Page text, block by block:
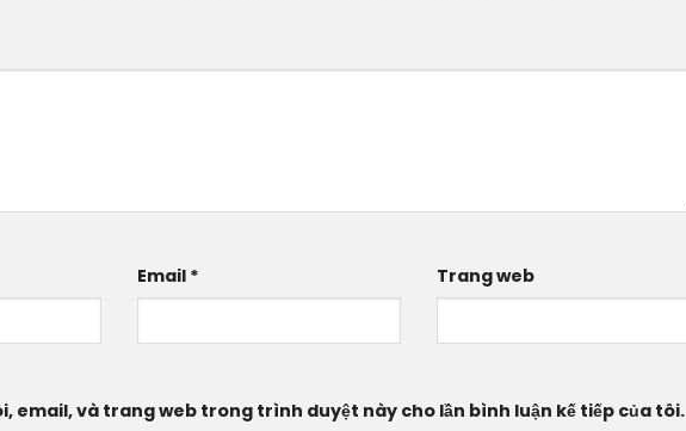
Email * Trang web
email, và trang web trong trình duyệt này cho lần bình luận kế tiếp của tôi.